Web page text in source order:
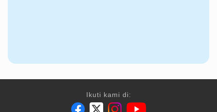
Ikuti kami di: